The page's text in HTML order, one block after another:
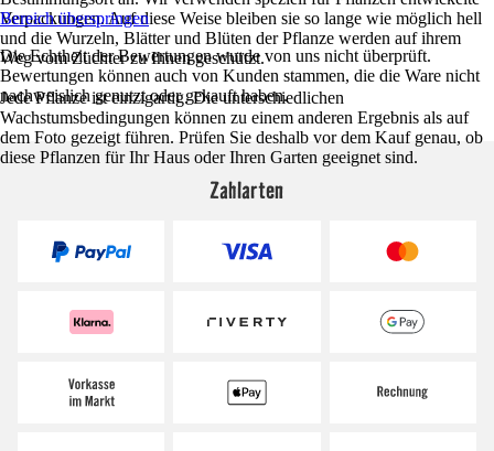
Verpackungen. Auf diese Weise bleiben sie so lange wie möglich hell
und die Wurzeln, Blätter und Blüten der Pflanze werden auf ihrem
Weg vom Züchter zu Ihnen geschützt.
Jede Pflanze ist einzigartig. Die unterschiedlichen
Wachstumsbedingungen können zu einem anderen Ergebnis als auf
dem Foto gezeigt führen. Prüfen Sie deshalb vor dem Kauf genau, ob
diese Pflanzen für Ihr Haus oder Ihren Garten geeignet sind.
Bereich überspringen
Die Echtheit der Bewertungen wurde von uns nicht überprüft.
Bewertungen können auch von Kunden stammen, die die Ware nicht
nachweislich genutzt oder gekauft haben.
Zahlarten